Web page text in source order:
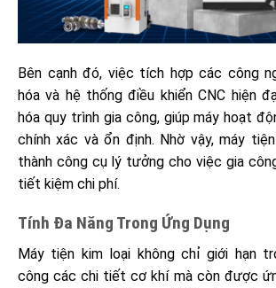
Bên cạnh đó, việc tích hợp các công
hóa và hệ thống điều khiển CNC hiện
hóa quy trình gia công, giúp máy hoạt
chính xác và ổn định. Nhờ vậy, máy
thành công cụ lý tưởng cho việc gia
tiết kiệm chi phí.
Tính Đa Năng Trong Ứng Dụng
Máy tiện kim loại không chỉ giới hạn
công các chi tiết cơ khí mà còn được